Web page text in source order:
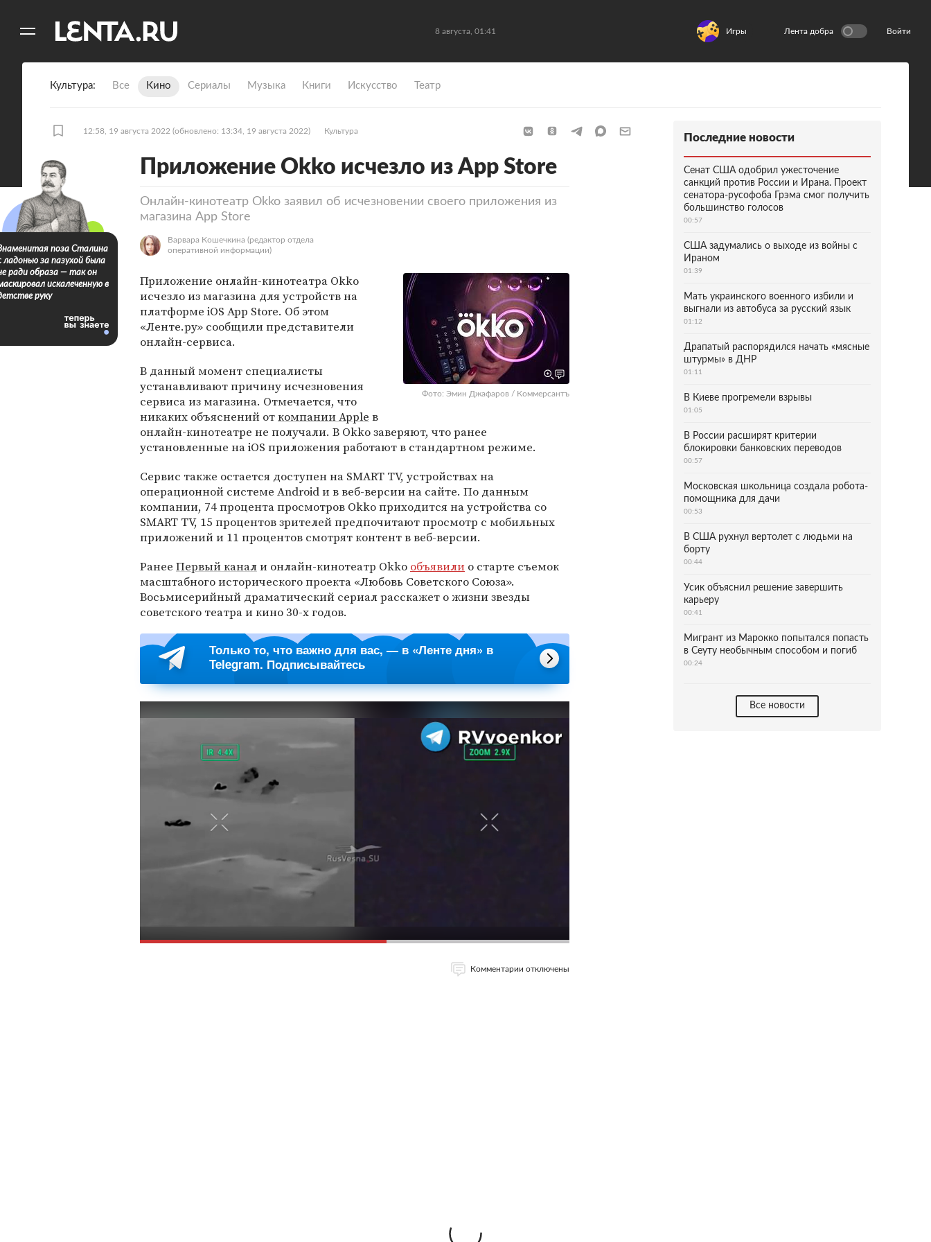
8 августа, 01:41 Игры Лента добра Войти
Культура Все Кино Сериалы Музыка Книги Искусство Театр
12:58, 19 августа 2022 (обновлено: 13:34, 19 августа 2022) Культура
Приложение Okko исчезло из App Store
Онлайн-кинотеатр Okko заявил об исчезновении своего приложения из
магазина App Store
Варвара Кошечкина (редактор отдела
оперативной информации)
Фото: Эмин Джафаров / Коммерсантъ
Приложение онлайн-кинотеатра Okko
исчезло из магазина для устройств на
платформе iOS App Store. Об этом
«Ленте.ру» сообщили представители
онлайн-сервиса.
В данный момент специалисты
устанавливают причину исчезновения
сервиса из магазина. Отмечается, что
никаких объяснений откомпании Apple в
онлайн-кинотеатре не получали. В Okko заверяют, что ранее
установленные на iOS приложения работают в стандартном режиме.
Сервис также остается доступен на SMART TV, устройствах на
операционной системе Android и в веб-версии на сайте. По данным
компании, 74 процента просмотров Okko приходится на устройства со
SMART TV, 15 процентов зрителей предпочитают просмотр с мобильных
приложений и 11 процентов смотрят контент в веб-версии.
Ранее Первый канали онлайн-кинотеатр Okko объявили о старте съемок
масштабного исторического проекта «Любовь Советского Союза».
Восьмисерийный драматический сериал расскажет о жизни звезды
советского театра и кино 30-х годов.
Только то, что важно для вас, — в «Ленте дня» в
Telegram. Подписывайтесь
Комментарии отключены
поза Сталина
ладонью за пазухой была
ради образа — так он
искалеченную в
руку
Последние новости
Сенат США одобрил ужесточение
санкций против России и Ирана. Проект
сенатора-русофоба Грэма смог получить
большинство голосов
00:57
США задумались о выходе из войны с
Ираном
01:39
Мать украинского военного избили и
выгнали из автобуса за русский язык
01:12
Драпатый распорядился начать «мясные
штурмы» в ДНР
01:11
В Киеве прогремели взрывы
01:05
В России расширят критерии
блокировки банковских переводов
00:57
Московская школьница создала робота-
помощника для дачи
00:53
В США рухнул вертолет с людьми на
борту
00:44
Усик объяснил решение завершить
карьеру
00:41
Мигрант из Марокко попытался попасть
в Сеуту необычным способом и погиб
00:24
Все новости